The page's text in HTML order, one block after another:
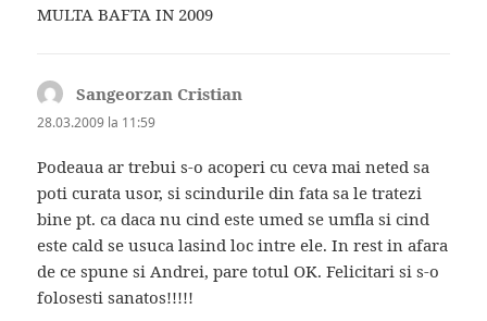
MULTA BAFTA IN 2009
Sangeorzan Cristian
28.03.2009 la 11:59
Podeaua ar trebui s-o acoperi cu ceva mai neted sa
poti curata usor, si scindurile din fata sa le tratezi
bine pt. ca daca nu cind este umed se umfla si cind
este cald se usuca lasind loc intre ele. In rest in afara
de ce spune si Andrei, pare totul OK. Felicitari si s-o
folosesti sanatos!!!!!